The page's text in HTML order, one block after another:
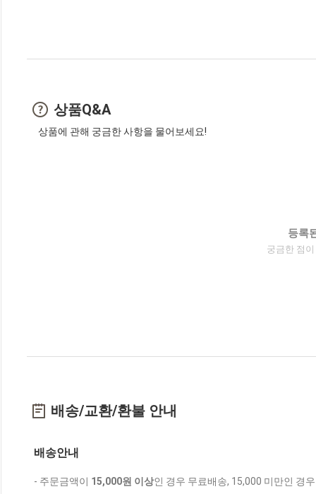
상품Q&A
상품에 관해 궁금한 사항을 물어보세요!
등록
궁금한 점
배송/교환/환불 안내
배송안내
- 주문금액이 15,000원 이상인 경우 무료배송, 15,000 미만인 경